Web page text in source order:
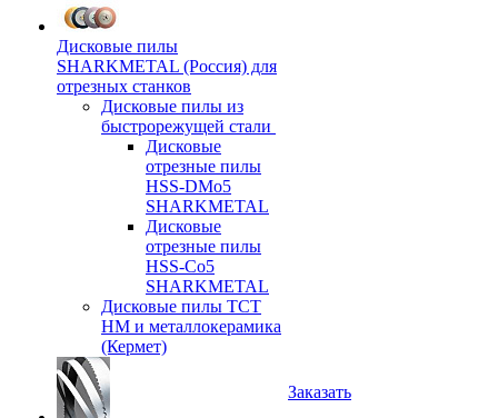
Дисковые пилы
SHARKMETAL (Россия) для
отрезных станков
Дисковые пилы из
быстрорежущей стали
Дисковые
отрезные пилы
HSS-DMo5
SHARKMETAL
Дисковые
отрезные пилы
HSS-Co5
SHARKMETAL
Дисковые пилы ТСТ
НМ и металлокерамика
(Кермет)
Заказать